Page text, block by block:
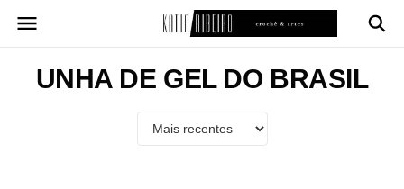
para
conteúdoUNHA DE GEL DO BRASIL